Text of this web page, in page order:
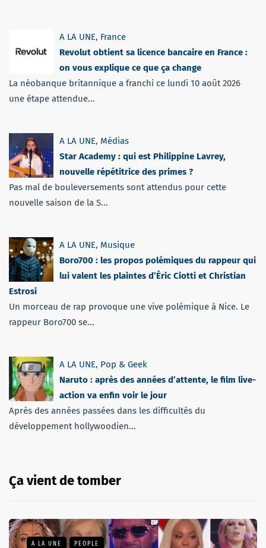
A LA UNE, France
Revolut obtient sa licence bancaire en France :
on vous explique ce que ça change
La néobanque britannique a franchi ce lundi 10 août 2026
une étape attendue...
A LA UNE, Médias
Star Academy : qui est Philippine Lavrey,
nouvelle répétitrice des primes ?
Pas mal de bouleversements sont attendus pour cette
nouvelle saison de la S...
A LA UNE, Musique
Boro700 : les propos polémiques du rappeur qui
lui valent les plaintes d’Éric Ciotti et Christian
Estrosi
Un morceau de rap provoque une vive polémique à Nice. Le
rappeur Boro700 se...
A LA UNE, Pop & Geek
Naruto : après des années d’attente, le film live-
action va enfin voir le jour
Après des années passées dans les difficultés du
développement hollywoodien...
Ça vient de tomber
A LA UNE PEOPLE